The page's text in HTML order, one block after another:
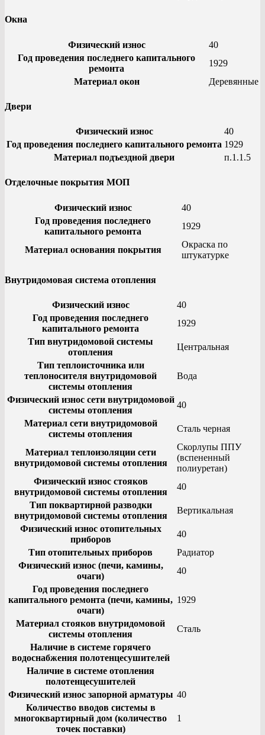
Окна
Физический износ
40
Год проведения последнего капитального
ремонта
1929
Материал окон
Деревянные
Двери
Физический износ
40
Год проведения последнего капитального ремонта 1929
Материал подъездной двери
п.1.1.5
Отделочные покрытия МОП
Физический износ
40
Год проведения последнего
капитального ремонта
1929
Материал основания покрытия
Окраска по
штукатурке
Внутридомовая система отопления
Физический износ
40
Год проведения последнего
капитального ремонта
1929
Тип внутридомовой системы
отопления
Центральная
Тип теплоисточника или
теплоносителя внутридомовой
системы отопления
Вода
Физический износ сети внутридомовой
системы отопления
40
Материал сети внутридомовой
системы отопления
Сталь черная
Материал теплоизоляции сети
внутридомовой системы отопления
Скорлупы ППУ
(вспененный
полиуретан)
Физический износ стояков
внутридомовой системы отопления
40
Тип поквартирной разводки
внутридомовой системы отопления
Вертикальная
Физический износ отопительных
приборов
40
Тип отопительных приборов
Радиатор
Физический износ (печи, камины,
очаги)
40
Год проведения последнего
капитального ремонта (печи, камины,
очаги)
1929
Материал стояков внутридомовой
системы отопления
Сталь
Наличие в системе горячего
водоснабжения полотенцесушителей
Наличие в системе отопления
полотенцесушителей
Физический износ запорной арматуры 40
Количество вводов системы в
многоквартирный дом (количество
точек поставки)
1